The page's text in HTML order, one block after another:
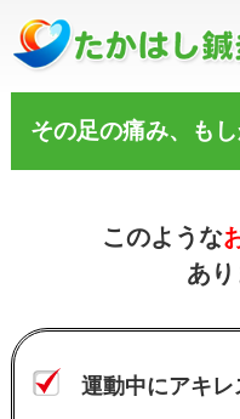
その足の痛み、も
このような
あり
運動中にアキ